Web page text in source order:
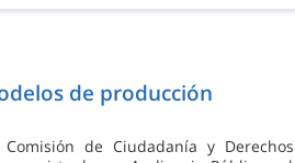
de producción
Comisión de Ciudadanía y